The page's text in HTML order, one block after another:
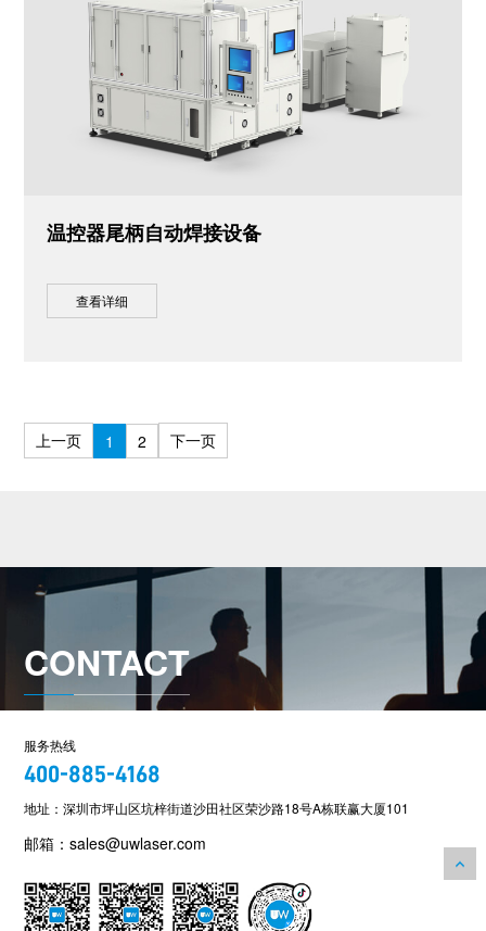
温控器尾柄自动焊接设备
查看详细
上一页 1 2 下一页
CONTACT
服务热线
400-885-4168
地址：深圳市坪山区坑梓街道沙田社区荣沙路18号A栋联赢大厦101
邮箱：sales@uwlaser.com